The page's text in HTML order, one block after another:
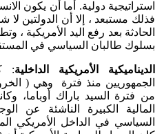
استراتيجية دولية. أما أن يكون
فذلك مستبعد ، إلا أن الدولتين
الحادثة بعد رفع اليد الأمريكية ،
بسلوك طالبان السياسي في
الديناميكية الأمريكية الداخلية:
الجمهوريين منذ فترة وهي (
من فترة السيد باراك أوباما،
المالية الكبيرة الناشئة عن
السياسي في الداخل الأمريكي